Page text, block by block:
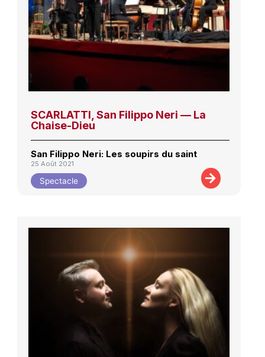
SCARLATTI, San Filippo Neri — La
Chaise-Dieu
San Filippo Neri: Les soupirs du saint
25 Août 2021
Spectacle